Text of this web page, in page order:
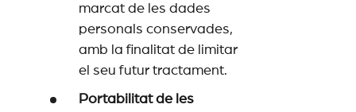
marcat de les dades
personals conservades,
amb la finalitat de limitar
el seu futur tractament.
Portabilitat de les